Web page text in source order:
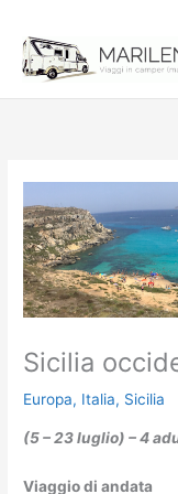
contenuto
Sicilia
Europa, Italia, Sicilia
(5 – 23 luglio) – 4
Viaggio di andata